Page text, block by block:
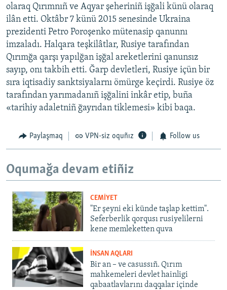
olaraq Qırımnıñ ve Aqyar şeheriniñ işğali künü olaraq
ilân etti. Oktâbr 7 künü 2015 senesinde Ukraina
prezidenti Petro Poroşenko mütenasip qanunnı
imzaladı. Halqara teşkilâtlar, Rusiye tarafından
Qırımğa qarşı yapılğan işğal areketlerini qanunsız
sayıp, onı takbih etti. Ğarp devletleri, Rusiye içün bir
sıra iqtisadiy sanktsiyalarnı ömürge keçirdi. Rusiye öz
tarafından yarımadanıñ işğalini inkâr etip, buña
«tarihiy adaletniñ ğayrıdan tiklemesi» kibi baqa.
Paylaşmaq VPN-siz oquñız Follow us
Oqumağa devam etiñiz
CEMİYET
"Er şeyni eki künde taşlap kettim".
Seferberlik qorqusı rusiyelilerni
kene memleketten quva
İNSAN AQLARI
Bir an – ve casussıñ. Qırım
mahkemeleri devlet hainligi
qabaatlavlarını daqqalar içinde